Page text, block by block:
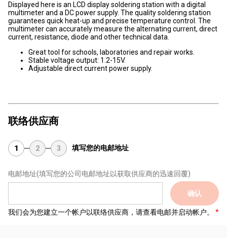
Displayed here is an LCD display soldering station with a digital
multimeter and a DC power supply. The quality soldering station
guarantees quick heat-up and precise temperature control. The
multimeter can accurately measure the alternating current, direct
current, resistance, diode and other technical data.
Great tool for schools, laboratories and repair works.
Stable voltage output: 1.2-15V.
Adjustable direct current power supply.
联络供应商
1 2 3 填写您的电邮地址
电邮地址(填写您的公司电邮地址以获取供应商的迅速回覆)
确认
我们会为您建立一个帐户以联络供应商，请查看电邮并启动帐户。